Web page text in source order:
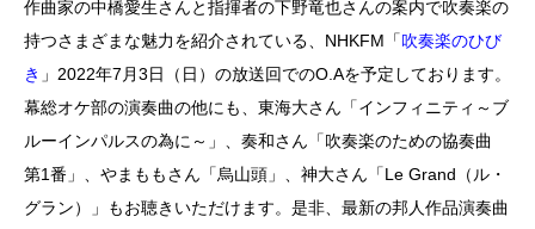
作曲家の中橋愛生さんと指揮者の下野竜也さんの案内で吹奏楽の
持つさまざまな魅力を紹介されている、NHKFM「吹奏楽のひび
き 」2022年7月3日（日）の放送回でのO.Aを予定しております。
幕総オケ部の演奏曲の他にも、東海大さん「インフィニティ～ブ
ルーインパルスの為に～」、奏和さん「吹奏楽のための協奏曲
第1番」、やまももさん「烏山頭」、神大さん「Le Grand（ル・
グラン）」もお聴きいただけます。是非、最新の邦人作品演奏曲